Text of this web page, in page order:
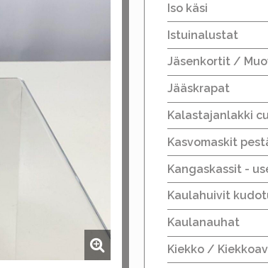
Iso käsi
Istuinalustat
Jäsenkortit /
Jääskrapat
Kalastajanlakki
Kasvomaskit
Kangaskassit -
Kaulahuivit
Kaulanauhat
Kiekko /